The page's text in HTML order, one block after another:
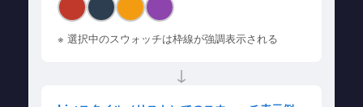
※ 選択中のスウォッチは枠線が強調表示される
↓